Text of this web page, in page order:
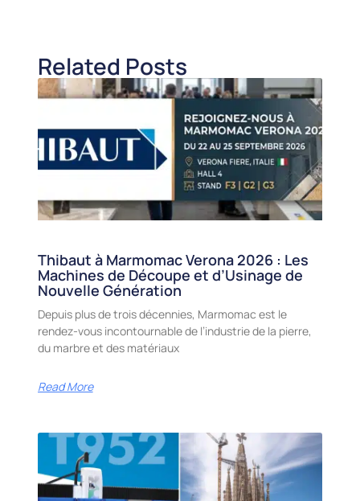
Related Posts
Thibaut à Marmomac Verona 2026 : Les
Machines de Découpe et d’Usinage de
Nouvelle Génération
Depuis plus de trois décennies, Marmomac est le
rendez-vous incontournable de l’industrie de la pierre,
du marbre et des matériaux
Read More